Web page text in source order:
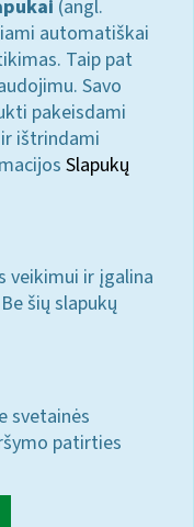
(angl.
automatiškai
Taip pat
Savo
pakeisdami
ištrindami
Slapukų
veikimui ir įgalina
šių slapukų
svetainės
patirties